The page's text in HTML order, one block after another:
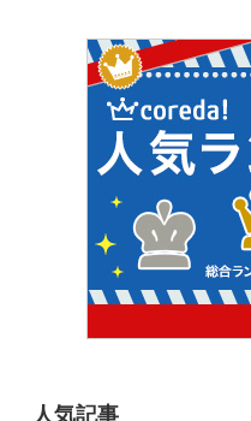
人気記事